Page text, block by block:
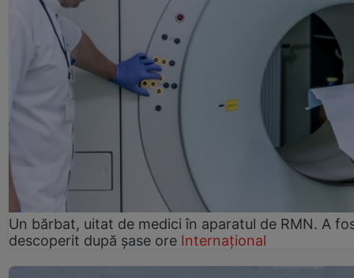
Un bărbat, uitat de medici în aparatul de RMN. A
descoperit după șase ore Internațional